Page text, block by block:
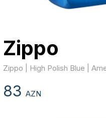
Zippo
Zippo | High Polish Blue |
83AZN